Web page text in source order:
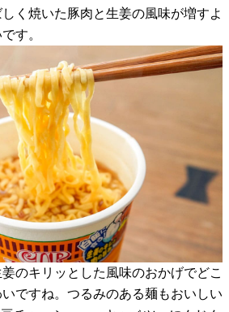
く焼いた豚肉と生姜の風味が増すよ
す。
のキリッとした風味のおかげでどこ
ですね。つるみのある麺もおいしい